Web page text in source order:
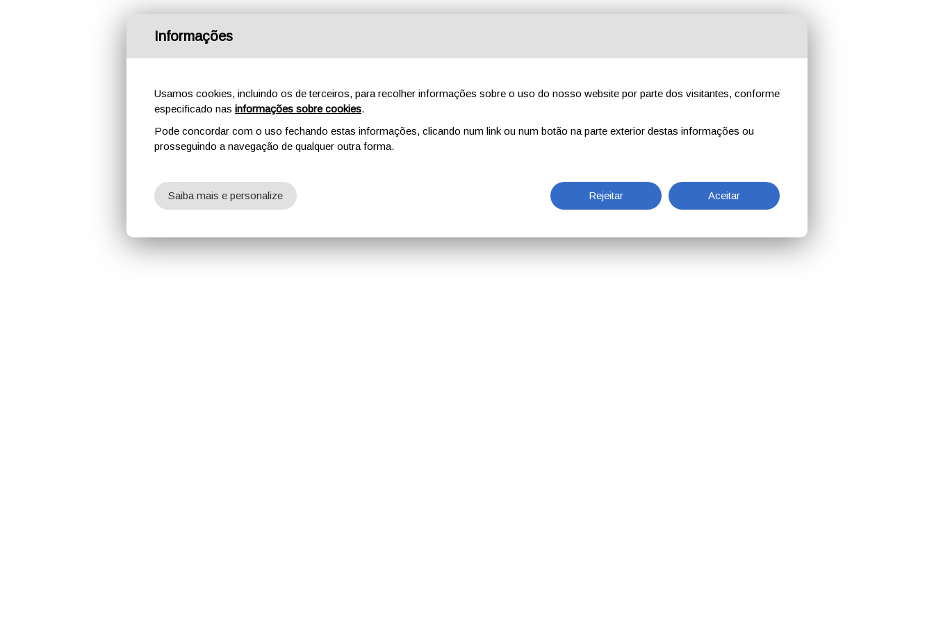
Informações
Usamos cookies, incluindo os de terceiros, para recolher informações sobre o uso do nosso website por parte dos visitantes, conforme
especificado nas informações sobre cookies.
Pode concordar com o uso fechando estas informações, clicando num link ou num botão na parte exterior destas informações ou
prosseguindo a navegação de qualquer outra forma.
Rejeitar Aceitar
Saiba mais e personalize